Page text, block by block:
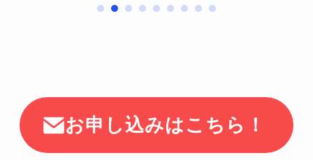
お申し込みはこちら！